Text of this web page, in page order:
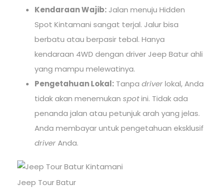
Kendaraan Wajib: Jalan menuju Hidden
Spot Kintamani sangat terjal. Jalur bisa
berbatu atau berpasir tebal. Hanya
kendaraan 4WD dengan driver Jeep Batur ahli
yang mampu melewatinya.
Pengetahuan Lokal: Tanpa driverlokal, Anda
tidak akan menemukan spotini. Tidak ada
penanda jalan atau petunjuk arah yang jelas.
Anda membayar untuk pengetahuan eksklusif
driverAnda.
Jeep Tour Batur